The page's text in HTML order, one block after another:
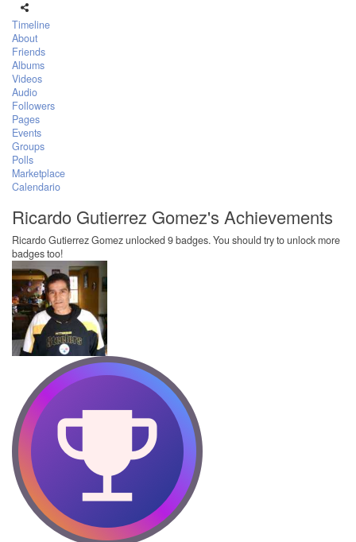
Timeline
About
Friends
Albums
Videos
Audio
Followers
Pages
Events
Groups
Polls
Marketplace
Calendario
Ricardo Gutierrez Gomez's Achievements
Ricardo Gutierrez Gomez unlocked 9 badges. You should try to unlock more
badges too!